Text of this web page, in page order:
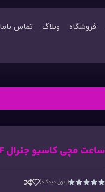
فروشگاه وبلاگ تماس باما
ساعت مچی کاسیو جنرال W-218H-1BVDF




(بدون دیدگاه)